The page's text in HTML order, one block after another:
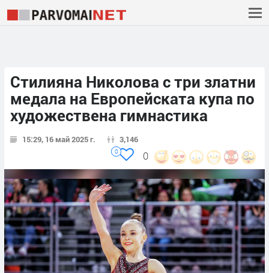
Стилияна Николова с три златни
медала на Европейската купа по
художествена гимнастика
15:29, 16 май 2025 г. 3,146
0
0